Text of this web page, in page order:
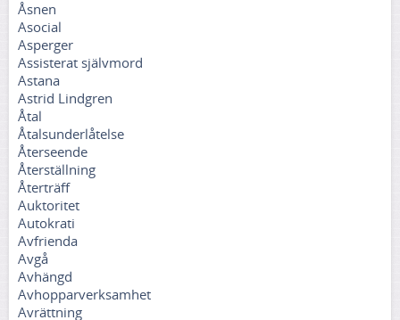
Åsnen
Asocial
Asperger
Assisterat självmord
Astana
Astrid Lindgren
Åtal
Åtalsunderlåtelse
Återseende
Återställning
Återträff
Auktoritet
Autokrati
Avfrienda
Avgå
Avhängd
Avhopparverksamhet
Avrättning